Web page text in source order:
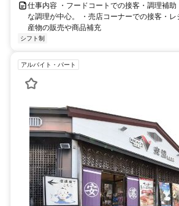
仕事内容 ・フードコートでの接客・調理補
な調理が中心。 ・売店コーナーでの接客・
産物の販売や商品補充
シフト制
アルバイト・パート